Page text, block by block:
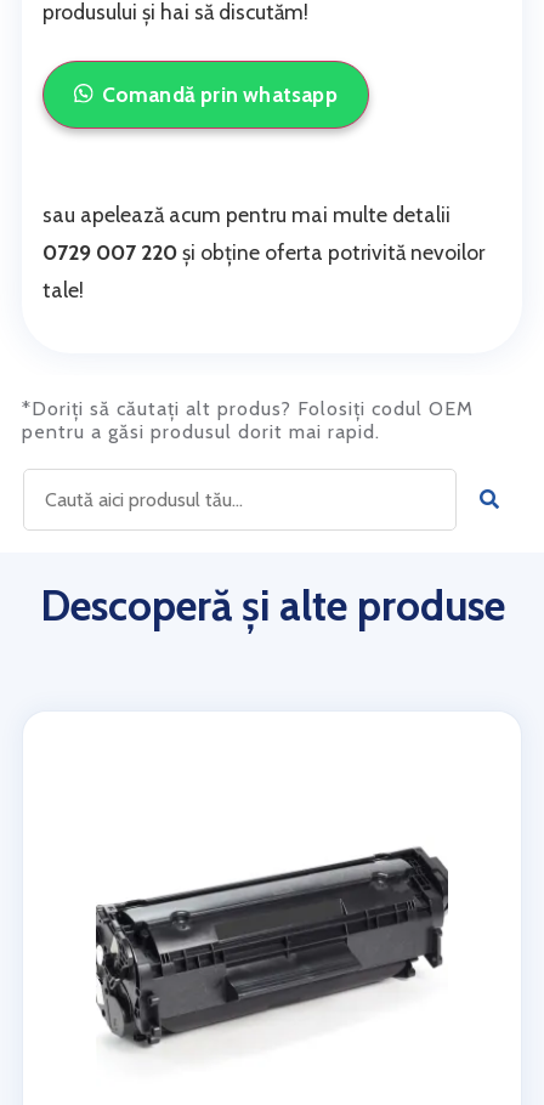
produsului și hai să discutăm!
Comandă prin whatsapp
sau apelează acum pentru mai multe detalii
0729 007 220și obține oferta potrivită nevoilor
tale!
*Doriți să căutați alt produs? Folosiți codul OEM
pentru a găsi produsul dorit mai rapid.
Descoperă și alte produse